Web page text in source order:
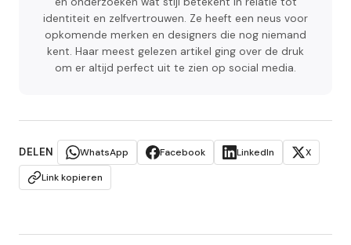
identiteit en zelfvertrouwen. Ze heeft een neus voor
opkomende merken en designers die nog niemand
kent. Haar meest gelezen artikel ging over de druk
om er altijd perfect uit te zien op social media.
DELEN WhatsApp Facebook LinkedIn
X
Link kopieren